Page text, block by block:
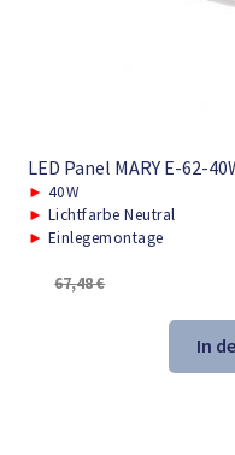
LED Panel MARY E-62-
► 40W
► Lichtfarbe Neutral
► Einlegemontage
67,48€
In